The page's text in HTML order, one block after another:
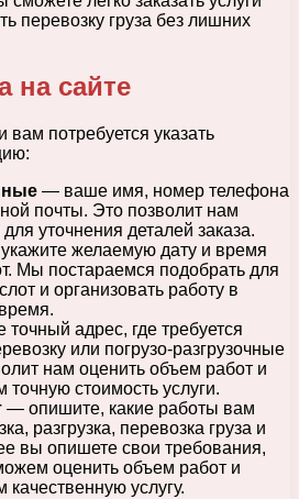
перевозку груза без лишних
на сайте
вам потребуется указать
— ваше имя, номер телефона
почты. Это позволит нам
уточнения деталей заказа.
желаемую дату и время
Мы постараемся подобрать для
и организовать работу в
адрес, где требуется
или погрузо-разгрузочные
нам оценить объем работ и
точную стоимость услуги.
— опишите, какие работы вам
разгрузка, перевозка груза и
вы опишете свои требования,
оценить объем работ и
качественную услугу.